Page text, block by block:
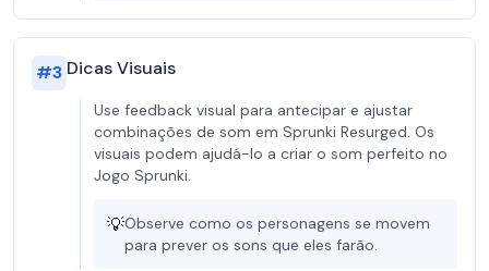
#3 Dicas Visuais
Use feedback visual para antecipar e ajustar
combinações de som em Sprunki Resurged. Os
visuais podem ajudá-lo a criar o som perfeito no
Jogo Sprunki.
💡Observe como os personagens se movem
para prever os sons que eles farão.